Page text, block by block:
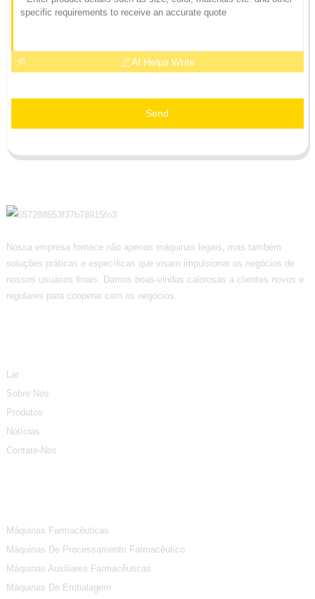
AI Helps Write
Send
Nossa empresa fornece não apenas máquinas legais, mas também
soluções práticas e específicas que visam impulsionar os negócios de
nossos usuários finais. Damos boas-vindas calorosas a clientes novos e
regulares para cooperar com os negócios.
Lar
Sobre Nós
Produtos
Notícias
Contate-Nos
Máquinas Farmacêuticas
Máquinas De Processamento Farmacêutico
Máquinas Auxiliares Farmacêuticas
Máquinas De Embalagem